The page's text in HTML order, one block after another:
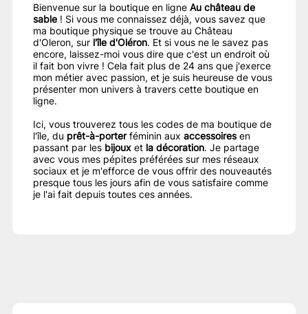
Bienvenue sur la boutique en ligne Au château de
sable ! Si vous me connaissez déjà, vous savez que
ma boutique physique se trouve au Château
d'Oleron, sur l'île d'Oléron. Et si vous ne le savez pas
encore, laissez-moi vous dire que c'est un endroit où
il fait bon vivre ! Cela fait plus de 24 ans que j'exerce
mon métier avec passion, et je suis heureuse de vous
présenter mon univers à travers cette boutique en
ligne.
Ici, vous trouverez tous les codes de ma boutique de
l'île, du prêt-à-porterféminin aux accessoiresen
passant par les bijoux et la décoration. Je partage
avec vous mes pépites préférées sur mes réseaux
sociaux et je m'efforce de vous offrir des nouveautés
presque tous les jours afin de vous satisfaire comme
je l'ai fait depuis toutes ces années.